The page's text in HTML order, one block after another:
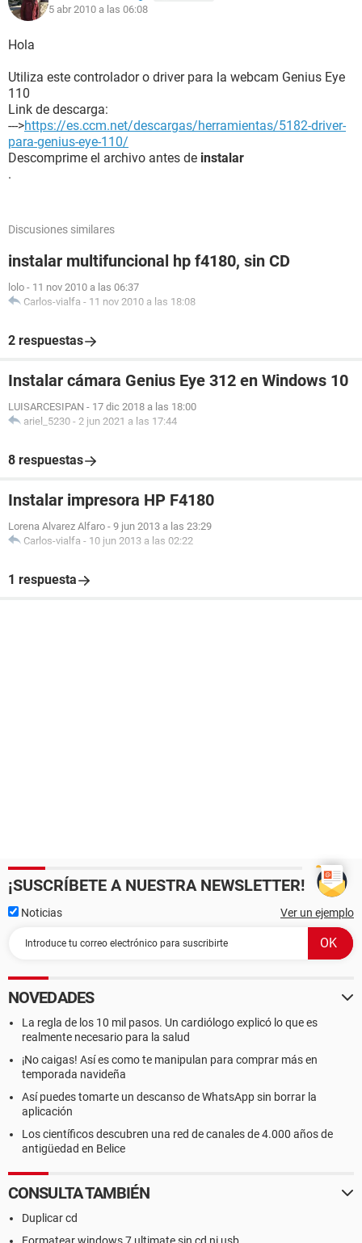
5 abr 2010 a las 06:08
Hola
Utiliza este controlador o driver para la webcam Genius Eye
110
Link de descarga:
--->https://es.ccm.net/descargas/herramientas/5182-driver-
para-genius-eye-110/
Descomprime el archivo antes de instalar
.
Discusiones similares
instalar multifuncional hp f4180, sin CD
lolo - 11 nov 2010 a las 06:37
Carlos-vialfa - 11 nov 2010 a las 18:08
2 respuestas
Instalar cámara Genius Eye 312 en Windows 10
LUISARCESIPAN - 17 dic 2018 a las 18:00
ariel_5230 - 2 jun 2021 a las 17:44
8 respuestas
Instalar impresora HP F4180
Lorena Alvarez Alfaro - 9 jun 2013 a las 23:29
Carlos-vialfa - 10 jun 2013 a las 02:22
1 respuesta
¡SUSCRÍBETE A NUESTRA NEWSLETTER!
Noticias Ver un ejemplo
NOVEDADES
La regla de los 10 mil pasos. Un cardiólogo explicó lo que es
realmente necesario para la salud
¡No caigas! Así es como te manipulan para comprar más en
temporada navideña
Así puedes tomarte un descanso de WhatsApp sin borrar la
aplicación
Los científicos descubren una red de canales de 4.000 años de
antigüedad en Belice
CONSULTA TAMBIÉN
Duplicar cd